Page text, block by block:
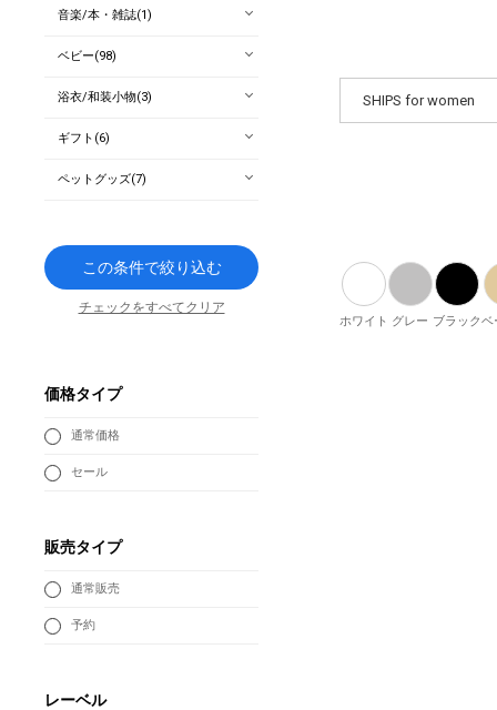
SHIPS for women
ホワイト グレー ブラックベ
音楽/本・雑誌(1)
ベビー(98)
浴衣/和装小物(3)
ギフト(6)
ペットグッズ(7)
この条件で絞り込む
チェックをすべてクリア
価格タイプ
通常価格
セール
販売タイプ
通常販売
予約
レーベル